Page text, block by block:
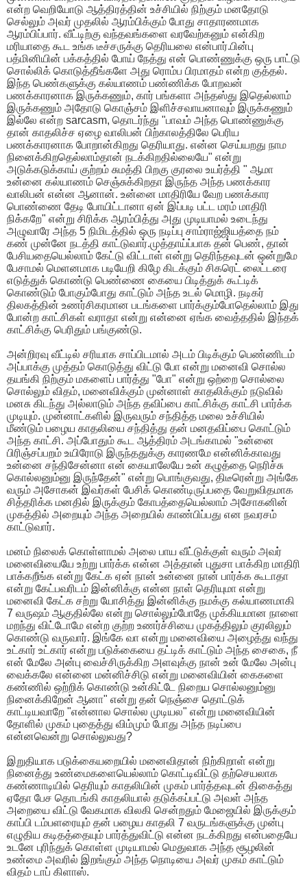
என்ற வெறியோடு ஆத்திரத்தின் உச்சியில் நிற்கும் மனதோடு
செல்லும் அவர் முதலில் ஆரம்பிக்கும் போது சாதாரணமாக
ஆரம்பிப்பார். வீட்டிற்கு வந்தவங்களை வரவேற்கனும் என்கிற
மரியாதை கூட உங்க டீச்சருக்கு தெரியலை என்பார்.பின்பு
பத்மினியின் பக்கத்தில் போய் நேத்து என் பொண்ணுக்கு ஒரு பாட்டு
சொல்லிக் கொடுத்தீங்களே அது ரொம்ப பிரமாதம் என்ற குத்தல்.
இந்த பெண்களுக்கு கல்யாணம் பண்ணிக்க போறவன்
பணக்காரனாக இருக்கணும், கார் பங்களா அந்தஸ்து இதெல்லாம்
இருக்கணும் அதோடு கொஞ்சம் இளிச்சவாயனாவும் இருக்கணும்
இல்லே என்ற sarcasm, தொடர்ந்து "பாவம் அந்த பொண்ணுக்கு
தான் காதலிச்ச ஏழை வாலிபன் பிற்காலத்திலே பெரிய
பணக்காரனாக போறான்கிறது தெரியாது. என்ன செய்யறது நாம
நினைக்கிறதெல்லாம்தான் நடக்கிறதில்லையே" என்று
அடுக்கடுக்காய் குற்றம் சுமத்தி பிறகு குரலை உயர்த்தி " ஆமா
உன்னை கல்யாணம் செஞ்சுக்கிறதா இருந்த அந்த பணக்கார
வாலிபன் என்ன ஆனான். உன்னை மாதிரியே வேற பணக்கார
பொண்ணை தேடி போயிட்டானா ஏன் இப்படி பட்ட மரம் மாதிரி
நிக்கறே" என்று சிரிக்க ஆரம்பித்து அது முடியாமல் உடைந்து
அழுவாரே அந்த 5 நிமிடத்தில் ஒரு நடிப்பு சாம்ராஜ்ஜியத்தை நம்
கண் முன்னே நடத்தி காட்டுவார்.முத்தாய்ப்பாக தன் பெண், தான்
பேசியதையெல்லாம் கேட்டு விட்டாள் என்று தெரிந்தவுடன் ஒன்றுமே
பேசாமல் மெளனமாக படியேறி கிழே கிடக்கும் சிகரெட் லைட்டரை
எடுத்துக் கொண்டு பெண்ணை கையை பிடித்துக் கூட்டிக்
கொண்டும் போகும்போது காட்டும் அந்த உடல் மொழி. நடிகர்
திலகத்தின் உணர்சிகரமான படங்களை பார்க்கும்போதெல்லாம் இது
போன்ற காட்சிகள் வராதா என்று என்னை ஏங்க வைத்ததில் இந்தக்
காட்சிக்கு பெரிதும் பங்குண்டு.
அன்றிரவு வீட்டில் சரியாக சாப்பிடமால் அடம் பிடிக்கும் பெண்ணிடம்
அப்பாக்கு முத்தம் கொடுத்து விட்டு போ என்று மனைவி சொல்ல
தயங்கி நிற்கும் மகளைப் பார்த்து "போ" என்று ஒற்றை சொல்லை
சொல்லும் விதம், மனைவிக்கும் முன்னாள் காதலிக்கும் நடுவில்
மனசு கிடந்து அல்லாடும் அந்த தவிப்பை காட்சிக்கு காட்சி பார்க்க
முடியும். முன்னாட்களில் இருவரும் சந்தித்த மலை உச்சியில்
மீண்டும் பழைய காதலியை சந்தித்து தன் மனதவிப்பை கொட்டும்
அந்த காட்சி. அப்போதும் கூட ஆத்திரம் அடங்காமல் "உன்னை
பிரிஞ்சப்பறம் உயிரோடு இருந்ததுக்கு காரணமே என்னிக்காவது
உன்னை சந்திசேன்னா என் கையாலேயே உன் கழுத்தை நெரிச்சு
கொல்லனும்னு இருந்தேன்" என்று பொங்குவது, திடீரென்று அங்கே
வரும் அசோகன் இவர்கள் பேசிக் கொண்டிருப்பதை வேறுவிதமாக
சித்தரிக்க மனதில் இருக்கும் கோபத்தையெல்லாம் அசோகனின்
முகத்தில் அறையும் அந்த அறையில் காண்பிப்பது என நவரசம்
காட்டுவார்.
மனம் நிலைக் கொள்ளாமல் அலை பாய வீட்டுக்குள் வரும் அவர்
மனைவியையே உற்று பார்க்க என்ன அத்தான் புதுசா பாக்கிற மாதிரி
பாக்கறீங்க என்று கேட்க ஏன் நான் உன்னை நான் பார்க்க கூடாதா
என்று கேட்பவரிடம் இன்னிக்கு என்ன நாள் தெரியுமா என்று
மனைவி கேட்க சற்று யோசித்து இன்னிக்கு நமக்கு கல்யாணமாகி
7 வருஷம் ஆகுதில்லே என்று சொல்லும்போதே முக்கியமான நாளை
மறந்து விட்டோமே என்ற குற்ற உணர்ச்சியை முகத்திலும் குரலிலும்
கொண்டு வருவார். இங்கே வா என்று மனைவியை அழைத்து வந்து
உட்கார் உட்கார் என்று படுக்கையை தட்டிக் காட்டும் அந்த சைகை, நீ
என் மேலே அன்பு வைச்சிருக்கிற அளவுக்கு நான் உன் மேலே அன்பு
வைக்கலே என்னை மன்னிச்சிடு என்று மனைவியின் கைகளை
கண்ணில் ஒற்றிக் கொண்டு உன்கிட்டே நிறைய சொல்லனும்னு
நினைக்கிறேன் ஆனா" என்று தன் நெஞ்சை தொட்டுக்
காட்டியவாறே "என்னால சொல்ல முடியல" என்று மனைவியின்
தோளில் முகம் புதைத்து விம்மும் போது அந்த நடிப்பை
என்னவென்று சொல்லுவது?
இறுதியாக படுக்கையறையில் மனைவிதான் நிற்கிறாள் என்று
நினைத்து உண்மைகளையெல்லாம் கொட்டிவிட்டு தற்செயலாக
கண்ணாடியில் தெரியும் காதலியின் முகம் பார்த்தவுடன் திகைத்து
ஏதோ பேச தொடங்கி காதலியால் தடுக்கப்பட்டு அவள் அந்த
அறையை விட்டு வேகமாக விலகி சென்றதும் மேஜையில் இருக்கும்
காப்பி டம்பளரையும் தன் பழைய காதலி 7 வருடங்களுக்கு முன்பு
எழுதிய கடிதத்தையும் பார்த்துவிட்டு என்ன நடக்கிறது என்பதையே
உடனே புரிந்துக் கொள்ள முடியாமல் மெதுவாக அந்த சூழலின்
உண்மை அவரில் இறங்கும் அந்த நொடியை அவர் முகம் காட்டும்
விதம் டாப் கிளாஸ்.